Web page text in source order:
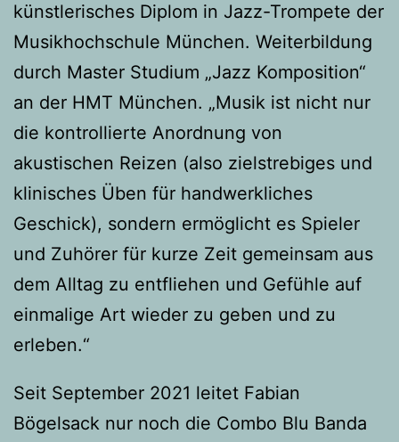
künstlerisches Diplom in Jazz-Trompete der
Musikhochschule München. Weiterbildung
durch Master Studium „Jazz Komposition“
an der HMT München. „Musik ist nicht nur
die kontrollierte Anordnung von
akustischen Reizen (also zielstrebiges und
klinisches Üben für handwerkliches
Geschick), sondern ermöglicht es Spieler
und Zuhörer für kurze Zeit gemeinsam aus
dem Alltag zu entfliehen und Gefühle auf
einmalige Art wieder zu geben und zu
erleben.“
Seit September 2021 leitet Fabian
Bögelsack nur noch die Combo Blu Banda